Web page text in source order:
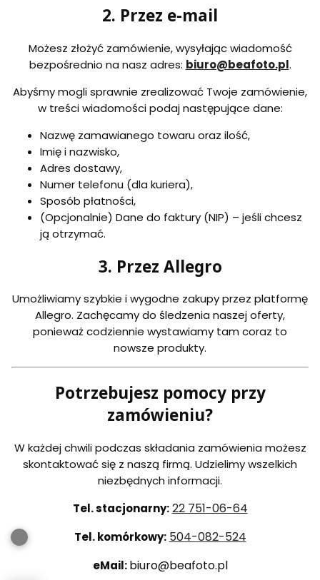
2. Przez e-mail
Możesz złożyć zamówienie, wysyłając wiadomość
bezpośrednio na nasz adres: biuro@beafoto.pl.
Abyśmy mogli sprawnie zrealizować Twoje zamówienie,
w treści wiadomości podaj następujące dane:
Nazwę zamawianego towaru oraz ilość,
Imię i nazwisko,
Adres dostawy,
Numer telefonu (dla kuriera),
Sposób płatności,
(Opcjonalnie) Dane do faktury (NIP) – jeśli chcesz
ją otrzymać.
3. Przez Allegro
Umożliwiamy szybkie i wygodne zakupy przez platformę
Allegro. Zachęcamy do śledzenia naszej oferty,
ponieważ codziennie wystawiamy tam coraz to
nowsze produkty.
Potrzebujesz pomocy przy
zamówieniu?
W każdej chwili podczas składania zamówienia możesz
skontaktować się z naszą firmą. Udzielimy wszelkich
niezbędnych informacji.
Tel. stacjonarny: 22 751-06-64
Tel. komórkowy: 504-082-524
eMail:biuro@beafoto.pl